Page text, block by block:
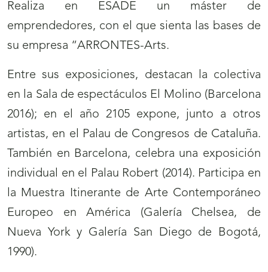
Realiza en ESADE un máster de
emprendedores, con el que sienta las bases de
su empresa “ARRONTES-Arts.
Entre sus exposiciones, destacan la colectiva
en la Sala de espectáculos El Molino (Barcelona
2016); en el año 2105 expone, junto a otros
artistas, en el Palau de Congresos de Cataluña.
También en Barcelona, celebra una exposición
individual en el Palau Robert (2014). Participa en
la Muestra Itinerante de Arte Contemporáneo
Europeo en América (Galería Chelsea, de
Nueva York y Galería San Diego de Bogotá,
1990).